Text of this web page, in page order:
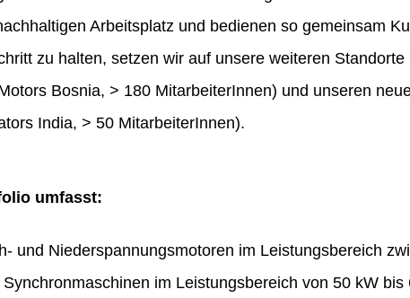
Arbeitsplatz und bedienen so gemeinsam
zu halten, setzen wir auf unsere weiteren
Bosnia, > 180 MitarbeiterInnen) und unseren
India, > 50 MitarbeiterInnen).
umfasst:
und Niederspannungsmotoren im Leistungsbereich
im Leistungsbereich von 50 kW bis